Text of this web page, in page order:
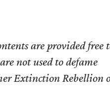
are provided free
not used to defame
Extinction Rebellion